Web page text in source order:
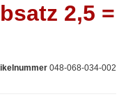
2,5 =
048-068-034-002